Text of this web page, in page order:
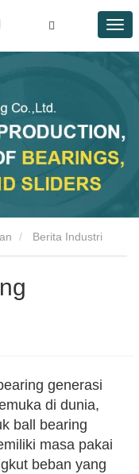
generasi
di dunia,
ball bearing
masa pakai
beban yang